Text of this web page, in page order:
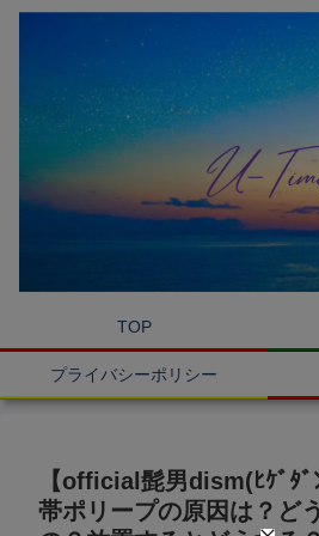
TOP
プライバシーポリシー
【official髭男dism(ﾋｹﾞﾀ
帯ポリープの原因は？ど